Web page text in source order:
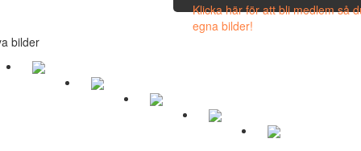
Klicka här för att bli medlem så
egna bilder!
bilder